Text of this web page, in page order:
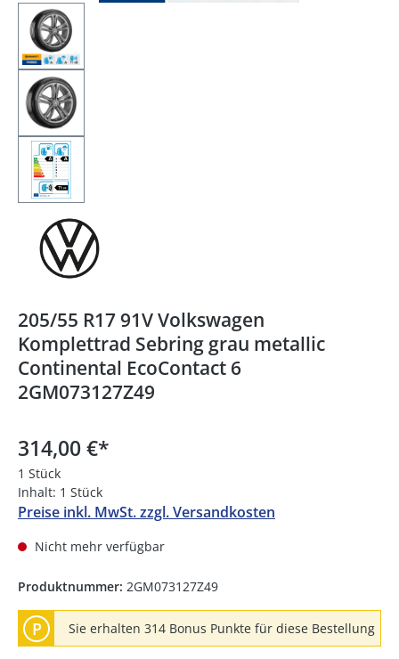
205/55 R17 91V Volkswagen
Komplettrad Sebring grau metallic
Continental EcoContact 6
2GM073127Z49
314,00 €*
1 Stück
Inhalt: 1 Stück
Preise inkl. MwSt. zzgl. Versandkosten
Nicht mehr verfügbar
Produktnummer: 2GM073127Z49
P Sie erhalten 314 Bonus Punkte für diese Bestellung